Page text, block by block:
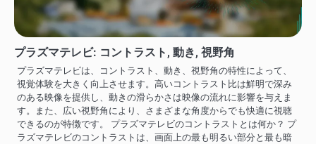
プラズマテレビ: コントラスト, 動き, 視野角
プラズマテレビは、コントラスト、動き、視野角の特性によって、
視覚体験を大きく向上させます。高いコントラスト比は鮮明で深み
のある映像を提供し、動きの滑らかさは映像の流れに影響を与えま
す。また、広い視野角により、さまざまな角度からでも快適に視聴
できるのが特徴です。 プラズマテレビのコントラストとは何か？ プ
ラズマテレビのコントラストは、画面上の最も明るい部分と最も暗